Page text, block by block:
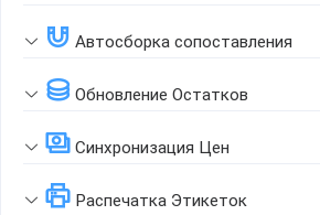
Автосборка сопоставления
Обновление Остатков
Синхронизация Цен
Распечатка Этикеток